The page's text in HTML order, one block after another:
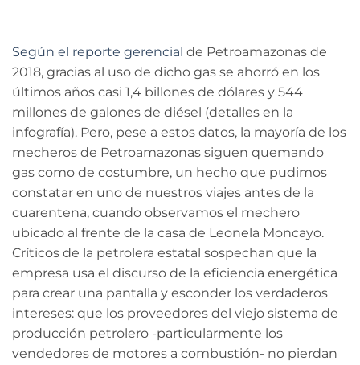
Según el reporte gerencial de Petroamazonas de
2018, gracias al uso de dicho gas se ahorró en los
últimos años casi 1,4 billones de dólares y 544
millones de galones de diésel (detalles en la
infografía). Pero, pese a estos datos, la mayoría de los
mecheros de Petroamazonas siguen quemando
gas como de costumbre, un hecho que pudimos
constatar en uno de nuestros viajes antes de la
cuarentena, cuando observamos el mechero
ubicado al frente de la casa de Leonela Moncayo.
Críticos de la petrolera estatal sospechan que la
empresa usa el discurso de la eficiencia energética
para crear una pantalla y esconder los verdaderos
intereses: que los proveedores del viejo sistema de
producción petrolero -particularmente los
vendedores de motores a combustión- no pierdan